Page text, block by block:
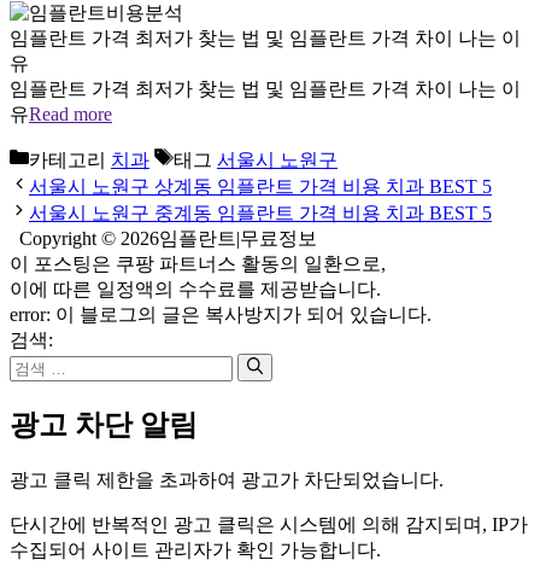
임플란트 가격 최저가 찾는 법 및 임플란트 가격 차이 나는 이
유
임플란트 가격 최저가 찾는 법 및 임플란트 가격 차이 나는 이
유Read more
카테고리 치과 태그 서울시 노원구
서울시 노원구 상계동 임플란트 가격 비용 치과 BEST 5
서울시 노원구 중계동 임플란트 가격 비용 치과 BEST 5
Copyright © 2026임플란트|무료정보
이 포스팅은 쿠팡 파트너스 활동의 일환으로,
이에 따른 일정액의 수수료를 제공받습니다.
error: 이 블로그의 글은 복사방지가 되어 있습니다.
검색:
광고 차단 알림
광고 클릭 제한을 초과하여 광고가 차단되었습니다.
단시간에 반복적인 광고 클릭은 시스템에 의해 감지되며, IP가
수집되어 사이트 관리자가 확인 가능합니다.